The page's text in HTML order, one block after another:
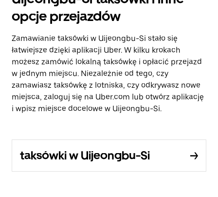
opcje przejazdów
Zamawianie taksówki w Uijeongbu-Si stało się
łatwiejsze dzięki aplikacji Uber. W kilku krokach
możesz zamówić lokalną taksówkę i opłacić przejazd
w jednym miejscu. Niezależnie od tego, czy
zamawiasz taksówkę z lotniska, czy odkrywasz nowe
miejsca, zaloguj się na Uber.com lub otwórz aplikację
i wpisz miejsce docelowe w Uijeongbu-Si.
taksówki w Uijeongbu-Si